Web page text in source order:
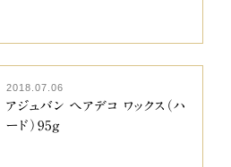
2018.07.06
アジュバン ヘアデコ ワックス（ハ
ード）95g